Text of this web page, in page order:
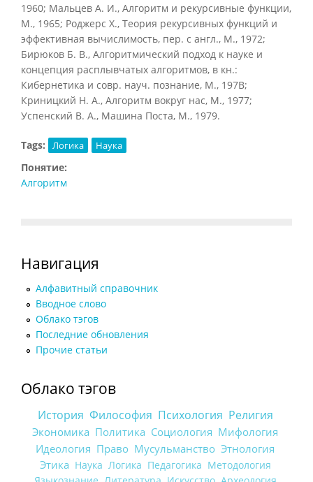
1960; Mальцев А. И., Алгоритм и рекурсивные функции,
М., 1965; Роджерс X., Теория рекурсивных функций и
эффективная вычислимость, пер. с англ., М., 1972;
Бирюков Б. В., Алгоритмический подход к науке и
концепция расплывчатых алгоритмов, в кн.:
Кибернетика и совр. науч. познание, M., 197B;
Криницкий Н. А., Алгоритм вокруг нас, М., 1977;
Успенский В. А., Машина Поста, М., 1979.
Tags: Логика Наука
Понятие:
Алгоритм
Навигация
Алфавитный справочник
Вводное слово
Облако тэгов
Последние обновления
Прочие статьи
Облако тэгов
История Философия Психология Религия
Экономика Политика Социология Мифология
Идеология Право Мусульманство Этнология
Этика Наука Логика Педагогика Методология